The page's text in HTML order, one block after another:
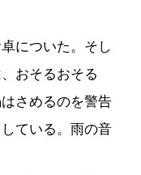
についた。そし
おそるおそる
さめるのを警告
ている。雨の音